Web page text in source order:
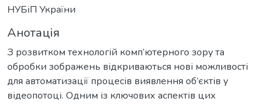
НУБіП України
Анотація
З розвитком технологій комп’ютерного зору та
обробки зображень відкриваються нові можливості
для автоматизації процесів виявлення об’єктів у
відеопотоці. Одним із ключових аспектів цих